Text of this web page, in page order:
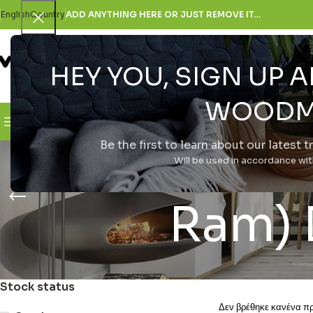
HEY YOU, SIGN UP
Be the first to learn about our latest
Will be used in accordance
EnglishCountryADD ANYTHING HERE OR JUST REMOVE IT…
SELECT CATEGORY
Browse Categories H Εταιρεία
Realme
Ram)
Stock status
Δεν βρέθηκε κανένα